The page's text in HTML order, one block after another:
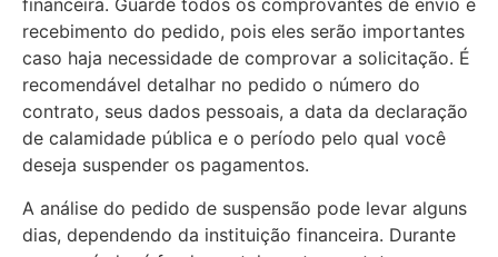
financeira. Guarde todos os comprovantes de envio e
recebimento do pedido, pois eles serão importantes
caso haja necessidade de comprovar a solicitação. É
recomendável detalhar no pedido o número do
contrato, seus dados pessoais, a data da declaração
de calamidade pública e o período pelo qual você
deseja suspender os pagamentos.
A análise do pedido de suspensão pode levar alguns
dias, dependendo da instituição financeira. Durante